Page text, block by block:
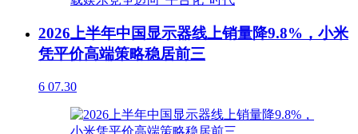
2026上半年中国显示器线上销量降9.8%，小米
凭平价高端策略稳居前三
6 07.30